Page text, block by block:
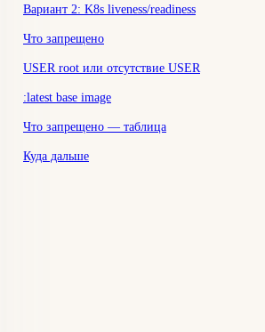
Вариант 2: K8s liveness/readiness
Что запрещено
USER root или отсутствие USER
:latest base image
Что запрещено — таблица
Куда дальше